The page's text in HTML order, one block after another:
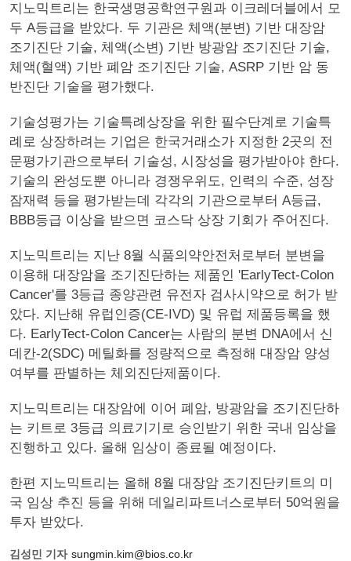
지노믹트리는 한국생명공학연구원과 이크레더블에서 모
두 A등급을 받았다. 두 기관은 체액(분변) 기반 대장암
조기진단 기술, 체액(소변) 기반 방광암 조기진단 기술,
체액(혈액) 기반 폐암 조기진단 기술, ASRP 기반 암 동
반진단 기술을 평가했다.
기술성평가는 기술특례상장을 위한 필수단계로 기술특
례로 상장하려는 기업은 한국거래소가 지정한 2곳의 전
문평가기관으로부터 기술성, 시장성을 평가받아야 한다.
기술의 완성도뿐 아니라 경쟁우위도, 인력의 수준, 성장
잠재력 등을 평가받는데 각각의 기관으로부터 A등급,
BBB등급 이상을 받으면 코스닥 상장 기회가 주어진다.
지노믹트리는 지난 8월 식품의약안전처로부터 분변을
이용해 대장암을 조기진단하는 제품인 'EarlyTect-Colon
Cancer'를 3등급 종양관련 유전자 검사시약으로 허가 받
았다. 지난해 유럽인증(CE-IVD) 및 유럽 제품등록을 했
다. EarlyTect-Colon Cancer는 사람의 분변 DNA에서 신
데칸-2(SDC) 메틸화를 정량적으로 측정해 대장암 양성
여부를 판별하는 체외진단제품이다.
지노믹트리는 대장암에 이어 폐암, 방광암을 조기진단하
는 키트로 3등급 의료기기로 승인받기 위한 국내 임상을
진행하고 있다. 올해 임상이 종료될 예정이다.
한편 지노믹트리는 올해 8월 대장암 조기진단키트의 미
국 임상 추진 등을 위해 데일리파트너스로부터 50억원을
투자 받았다.
김성민 기자 sungmin.kim@bios.co.kr